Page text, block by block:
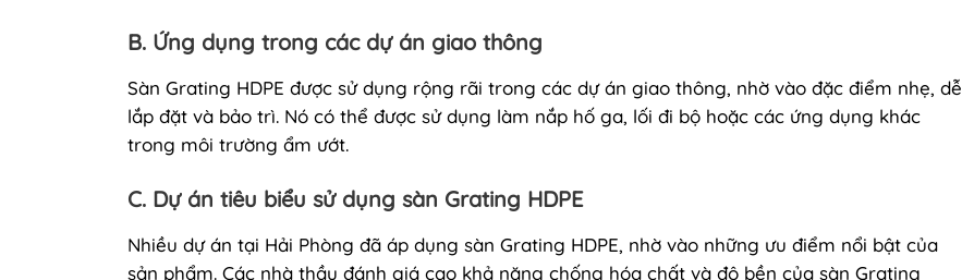
B. Ứng dụng trong các dự án giao thông
Sàn Grating HDPE được sử dụng rộng rãi trong các dự án giao thông, nhờ vào đặc điểm nhẹ, dễ
lắp đặt và bảo trì. Nó có thể được sử dụng làm nắp hố ga, lối đi bộ hoặc các ứng dụng khác
trong môi trường ẩm ướt.
C. Dự án tiêu biểu sử dụng sàn Grating HDPE
Nhiều dự án tại Hải Phòng đã áp dụng sàn Grating HDPE, nhờ vào những ưu điểm nổi bật của
sản phẩm. Các nhà thầu đánh giá cao khả năng chống hóa chất và độ bền của sàn Grating